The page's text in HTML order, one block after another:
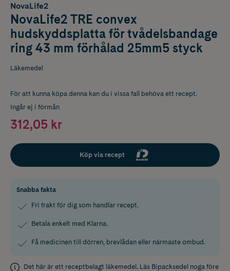
NovaLife2
NovaLife2 TRE convex
hudskyddsplatta för tvådelsbandage
ring 43 mm förhålad 25mm5 styck
Läkemedel
För att kunna köpa denna kan du i vissa fall behöva ett recept.
Ingår ej i förmån
312,05 kr
Köp via recept
Snabba fakta
Fri frakt för dig som handlar recept.
Betala enkelt med Klarna.
Få medicinen till dörren, brevlådan eller närmaste ombud.
Det här är ett receptbelagt läkemedel. Läs Bipacksedel noga före